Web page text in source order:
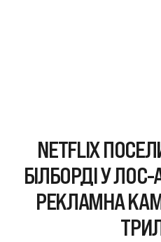
NETFLIX
БІЛБОРДІ У
РЕКЛАМНА